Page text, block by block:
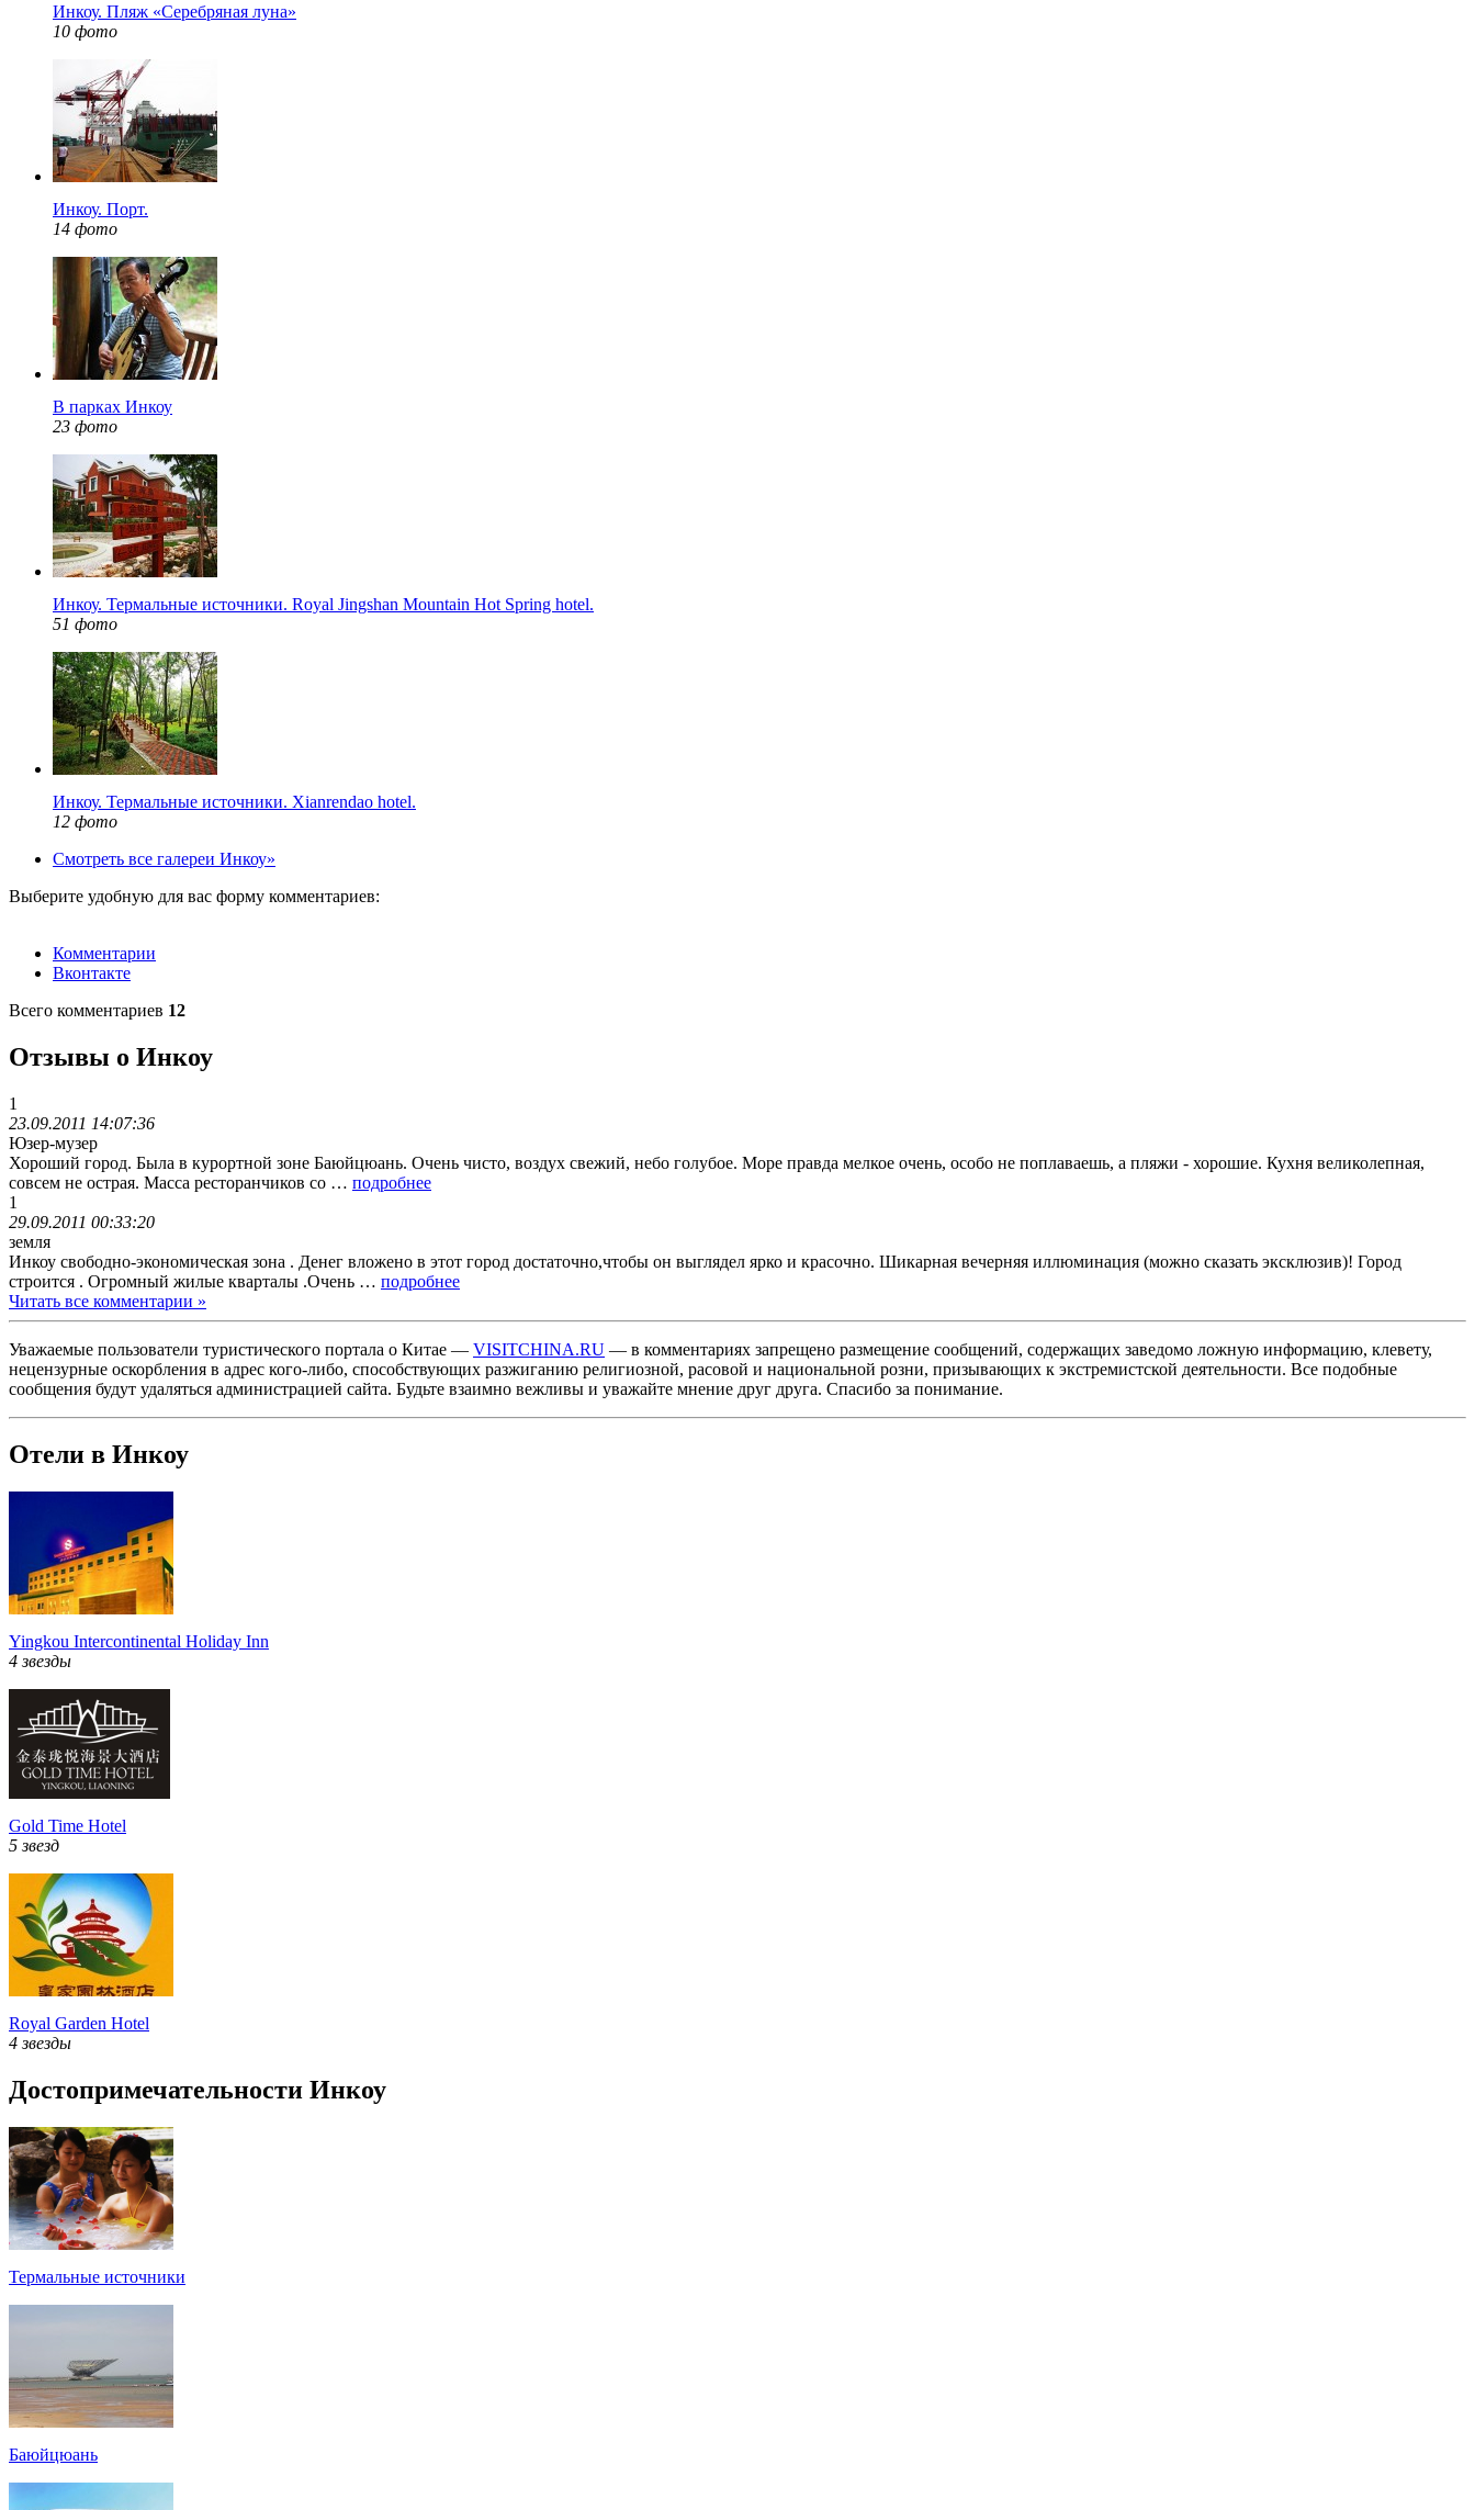
Инкоу. Пляж «Серебряная луна»
10 фото
Инкоу. Порт.
14 фото
В парках Инкоу
23 фото
Инкоу. Термальные источники. Royal Jingshan Mountain Hot Spring hotel.
51 фото
Инкоу. Термальные источники. Xianrendao hotel.
12 фото
Смотреть все галереи Инкоу»
Выберите удобную для вас форму комментариев:
Комментарии
Вконтакте
Всего комментариев 12
Отзывы о Инкоу
1
23.09.2011 14:07:36
Юзер-музер
Хороший город. Была в курортной зоне Баюйцюань. Очень чисто, воздух свежий, небо голубое. Море правда мелкое очень, особо не поплаваешь, а пляжи - хорошие. Кухня великолепная,
совсем не острая. Масса ресторанчиков со … подробнее
1
29.09.2011 00:33:20
земля
Инкоу свободно-экономическая зона . Денег вложено в этот город достаточно,чтобы он выглядел ярко и красочно. Шикарная вечерняя иллюминация (можно сказать эксклюзив)! Город
строится . Огромный жилые кварталы .Очень … подробнее
Читать все комментарии »
Уважаемые пользователи туристического портала о Китае — VISITCHINA.RU — в комментариях запрещено размещение сообщений, содержащих заведомо ложную информацию, клевету,
нецензурные оскорбления в адрес кого-либо, способствующих разжиганию религиозной, расовой и национальной розни, призывающих к экстремистской деятельности. Все подобные
сообщения будут удаляться администрацией сайта. Будьте взаимно вежливы и уважайте мнение друг друга. Спасибо за понимание.
Отели в Инкоу
Yingkou Intercontinental Holiday Inn
4 звезды
Gold Time Hotel
5 звезд
Royal Garden Hotel
4 звезды
Достопримечательности Инкоу
Термальные источники
Баюйцюань